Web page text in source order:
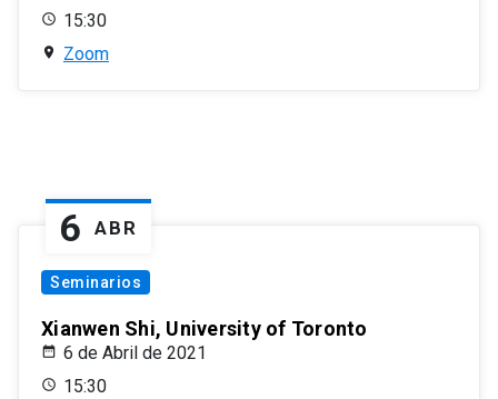
15:30
Zoom
6 ABR
Seminarios
Xianwen Shi, University of Toronto
6 de Abril de 2021
15:30